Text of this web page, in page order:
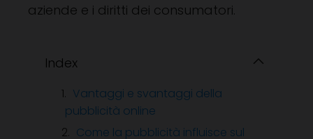
aziende e i diritti dei consumatori.
Index
Vantaggi e svantaggi della
pubblicità online
Come la pubblicità influisce sul